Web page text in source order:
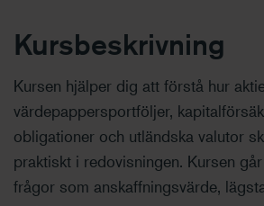
Kursbeskrivning
Kursen hjälper dig att förstå hur
värdepappersportföljer,
obligationer och utländska valutor
praktiskt i redovisningen. Kursen
frågor som anskaffningsvärde,